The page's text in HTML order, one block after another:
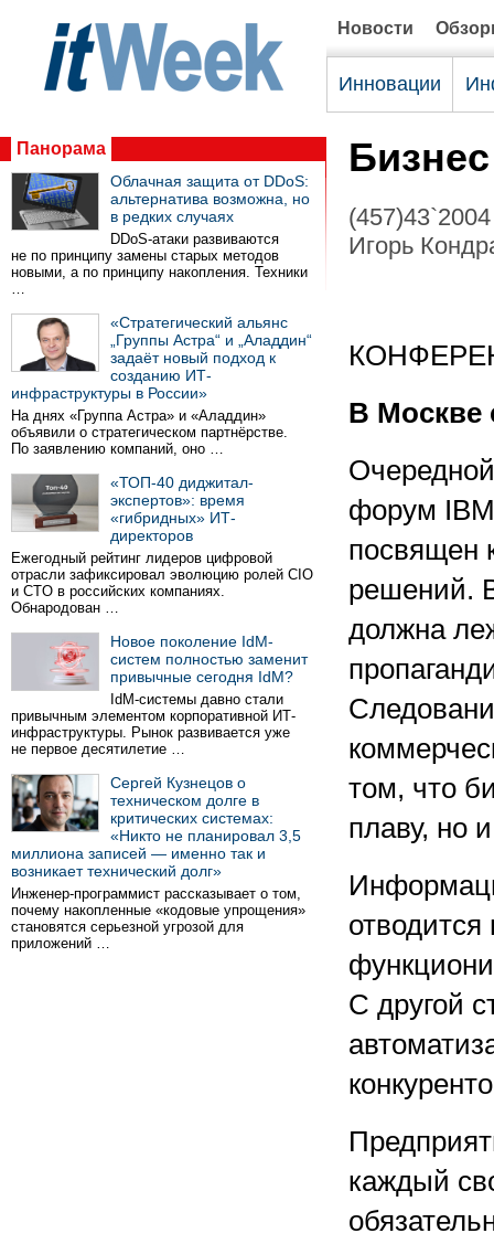
Новости
Инновации
Панорама
Облачная защита от DDoS:
альтернатива возможна, но
в редких случаях
DDoS-атаки развиваются
не по принципу замены старых методов
новыми, а по принципу накопления. Техники
…
«Стратегический альянс
„Группы Астра“ и „Аладдин“
задаёт новый подход к
созданию ИТ-
инфраструктуры в России»
На днях «Группа Астра» и «Аладдин»
объявили о стратегическом партнёрстве.
По заявлению компаний, оно …
«ТОП-40 диджитал-
экспертов»: время
«гибридных» ИТ-
директоров
Ежегодный рейтинг лидеров цифровой
отрасли зафиксировал эволюцию ролей CIO
и CTO в российских компаниях.
Обнародован …
Новое поколение IdM-
систем полностью заменит
привычные сегодня IdM?
IdM-системы давно стали
привычным элементом корпоративной ИТ-
инфраструктуры. Рынок развивается уже
не первое десятилетие …
Сергей Кузнецов о
техническом долге в
критических системах:
«Никто не планировал 3,5
миллиона записей — именно так и
возникает технический долг»
Инженер-программист рассказывает о том,
почему накопленные «кодовые упрощения»
становятся серьезной угрозой для
приложений …
(457)43`2004
Игорь
В Москве
форум
посвящен
решений.
должна
том, что
плаву, но
С другой
каждый